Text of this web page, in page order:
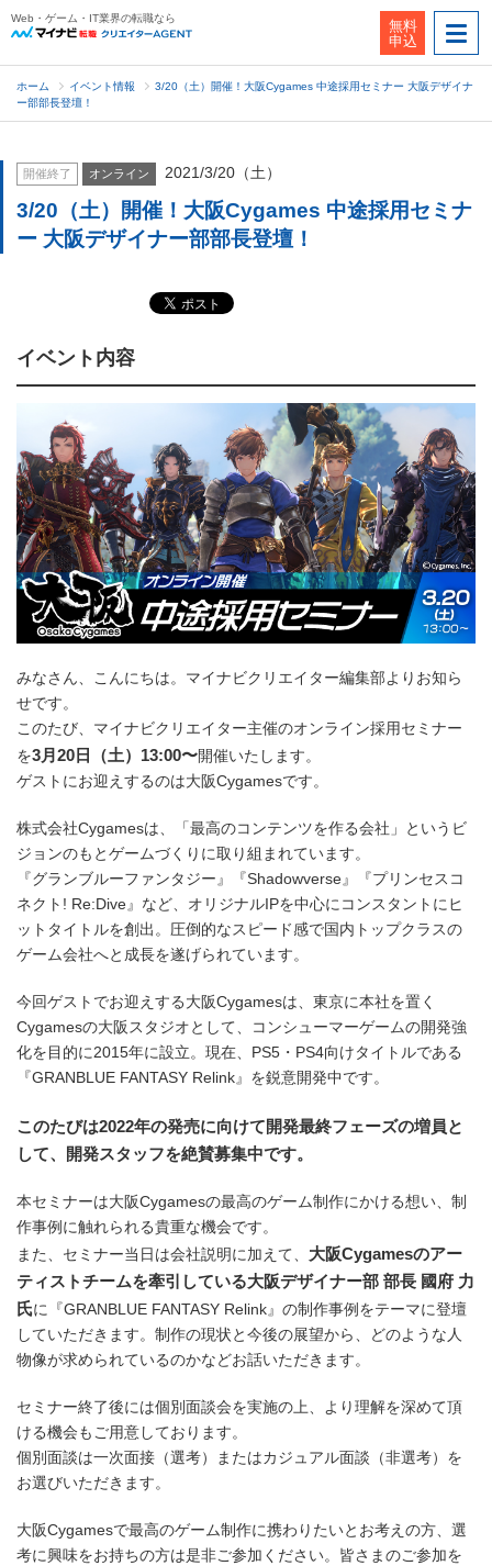
Web・ゲーム・IT業界の転職なら
無料
申込
ホーム イベント情報
3/20（土）開催！大阪Cygames 中途採用セミナー 大阪デザイナ
ー部部長登壇！
開催終了 オンライン 2021/3/20（土）
3/20（土）開催！大阪Cygames 中途採用セミナ
ー 大阪デザイナー部部長登壇！
イベント内容
みなさん、こんにちは。マイナビクリエイター編集部よりお知ら
せです。
このたび、マイナビクリエイター主催のオンライン採用セミナー
を3月20日（土）13:00〜開催いたします。
ゲストにお迎えするのは大阪Cygamesです。
株式会社Cygamesは、「最高のコンテンツを作る会社」というビ
ジョンのもとゲームづくりに取り組まれています。
『グランブルーファンタジー』『Shadowverse』『プリンセスコ
ネクト! Re:Dive』など、オリジナルIPを中心にコンスタントにヒ
ットタイトルを創出。圧倒的なスピード感で国内トップクラスの
ゲーム会社へと成長を遂げられています。
今回ゲストでお迎えする大阪Cygamesは、東京に本社を置く
Cygamesの大阪スタジオとして、コンシューマーゲームの開発強
化を目的に2015年に設立。現在、PS5・PS4向けタイトルである
『GRANBLUE FANTASY Relink』を鋭意開発中です。
このたびは2022年の発売に向けて開発最終フェーズの増員と
して、開発スタッフを絶賛募集中です。
本セミナーは大阪Cygamesの最高のゲーム制作にかける想い、制
作事例に触れられる貴重な機会です。
また、セミナー当日は会社説明に加えて、 大阪Cygamesのアー
ティストチームを牽引している大阪デザイナー部 部長 國府 力
氏に『GRANBLUE FANTASY Relink』の制作事例をテーマに登壇
していただきます。制作の現状と今後の展望から、どのような人
物像が求められているのかなどお話いただきます。
セミナー終了後には個別面談会を実施の上、より理解を深めて頂
ける機会もご用意しております。
個別面談は一次面接（選考）またはカジュアル面談（非選考）を
お選びいただきます。
大阪Cygamesで最高のゲーム制作に携わりたいとお考えの方、選
考に興味をお持ちの方は是非ご参加ください。皆さまのご参加を